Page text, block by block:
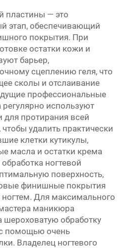
пластины — это
этап, обеспечивающий
покрытия. При
остатки кожи и
барьер,
сцеплению геля, что
сколы и отслаивание
профессиональные
используют
для протирания всей
чтобы удалить практически
клетки кутикулы,
масла и остатки крема
ногтевой
поверхность,
финишные покрытия
Для максимального
маникюра
шероховатую обработку
помощью очень
Владелец ногтевого